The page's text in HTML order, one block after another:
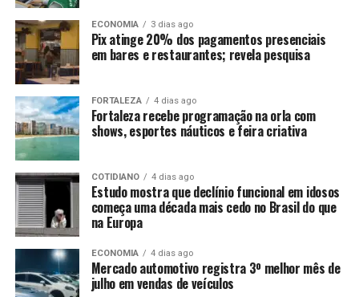
ECONOMIA 3 dias ago
Pix atinge 20% dos pagamentos presenciais
em bares e restaurantes; revela pesquisa
FORTALEZA 4 dias ago
Fortaleza recebe programação na orla com
shows, esportes náuticos e feira criativa
COTIDIANO 4 dias ago
Estudo mostra que declínio funcional em idosos
começa uma década mais cedo no Brasil do que
na Europa
ECONOMIA 4 dias ago
Mercado automotivo registra 3º melhor mês de
julho em vendas de veículos